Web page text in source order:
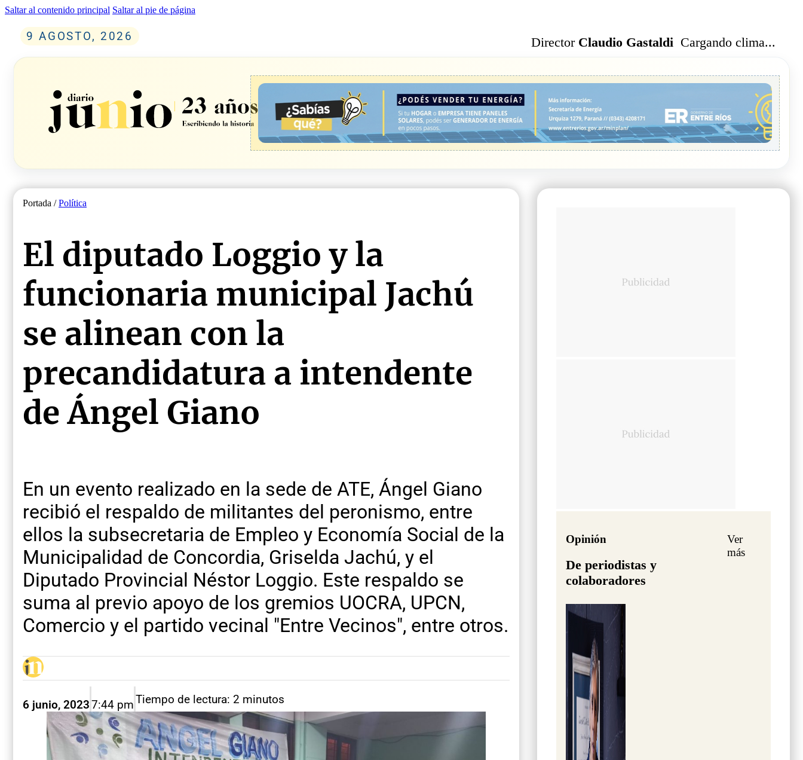
Saltar al contenido principal Saltar al pie de página
9 AGOSTO, 2026 Director Claudio Gastaldi Cargando clima...
Portada /Política
El diputado Loggio y la
funcionaria municipal Jachú
se alinean con la
precandidatura a intendente
de Ángel Giano
En un evento realizado en la sede de ATE, Ángel Giano
recibió el respaldo de militantes del peronismo, entre
ellos la subsecretaria de Empleo y Economía Social de la
Municipalidad de Concordia, Griselda Jachú, y el
Diputado Provincial Néstor Loggio. Este respaldo se
suma al previo apoyo de los gremios UOCRA, UPCN,
Comercio y el partido vecinal "Entre Vecinos", entre otros.
6 junio, 20237:44 pmTiempo de lectura: 2 minutos
Opinión
De periodistas y
colaboradores
Ver
más